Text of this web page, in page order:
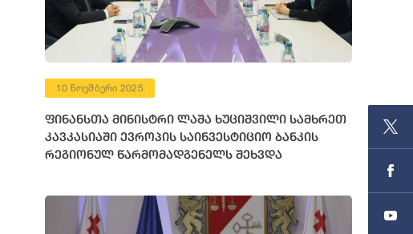
10 ნოემბერი 2025
ფინანსთა მინისტრი ლაშა ხუციშვილი სამხრეთ
კავკასიაში ევროპის საინვესტიციო ბანკის
რეგიონულ წარმომადგენელს შეხვდა